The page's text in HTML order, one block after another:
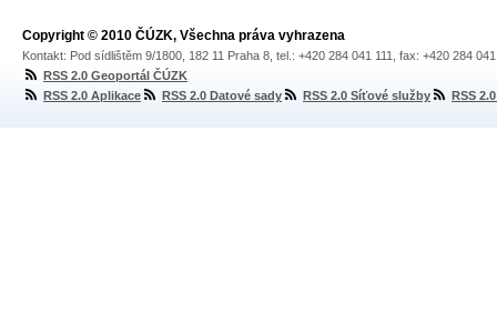
Copyright © 2010 ČÚZK, Všechna práva vyhrazena
Kontakt: Pod sídlištěm 9/1800, 182 11 Praha 8, tel.: +420 284 041 111, fax: +420 284
RSS 2.0 Geoportál ČÚZK
RSS 2.0 Aplikace
RSS 2.0 Datové sady RSS 2.0 Síťové služby RSS